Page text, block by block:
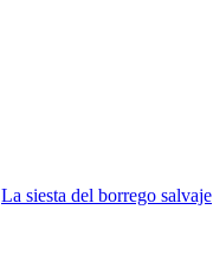
La siesta del borrego salvaje